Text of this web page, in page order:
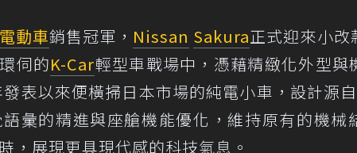
電動車銷售冠軍， Nissan Sakura正式迎來小改
伺的K-Car輕型車戰場中，憑藉精緻化外型與
表以來便橫掃日本市場的純電小車，設計源自
彙的精進與座艙機能優化，維持原有的機械
，展現更具現代感的科技氣息。